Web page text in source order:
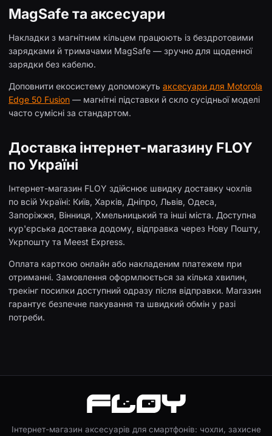
MagSafe та аксесуари
Накладки з магнітним кільцем працюють із бездротовими
зарядками й тримачами MagSafe — зручно для щоденної
зарядки без кабелю.
Доповнити екосистему допоможуть аксесуари для Motorola
Edge 50 Fusion — магнітні підставки й скло сусідньої моделі
часто сумісні за стандартом.
Доставка інтернет-магазину FLOY
по Україні
Інтернет-магазин FLOY здійснює швидку доставку чохлів
по всій Україні: Київ, Харків, Дніпро, Львів, Одеса,
Запоріжжя, Вінниця, Хмельницький та інші міста. Доступна
кур'єрська доставка додому, відправка через Нову Пошту,
Укрпошту та Meest Express.
Оплата карткою онлайн або накладеним платежем при
отриманні. Замовлення оформлюється за кілька хвилин,
трекінг посилки доступний одразу після відправки. Магазин
гарантує безпечне пакування та швидкий обмін у разі
потреби.
Інтернет-магазин аксесуарів для смартфонів: чохли, захисне